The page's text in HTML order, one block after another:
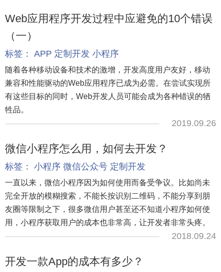
Web应用程序开发过程中应避免的10个错误
（一）
标签： APP 定制开发 小程序
随着各种移动设备和技术的激增，开发高度用户友好，移动
兼容和性能驱动的Web应用程序已成为必需。在尝试实现所
有这些目标的同时，Web开发人员可能会成为各种错误的牺
牲品。
2019.09.26
微信小程序怎么用，如何去开发？
标签： 小程序 微信公众号 定制开发
一直以来，微信小程序因为如何使用而备受争议。比如尚未
完全开放的模糊搜索，不能长按识别二维码，不能分享到朋
友圈等限制之下，很多微信用户甚至还不知道小程序如何使
用，小程序获取用户的成本也非常高，让开发者非常头疼。
2018.09.24
开发一款App的成本有多少？